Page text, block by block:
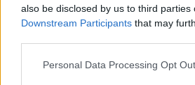
also be disclosed by us to third parties
Downstream Participants that may
Personal Data Processing Opt